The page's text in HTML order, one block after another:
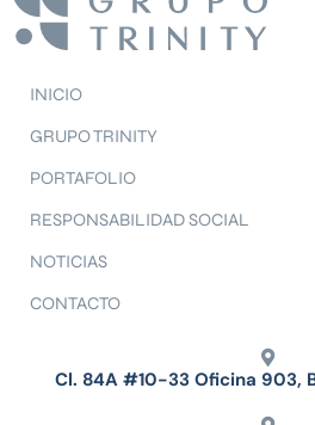
INICIO
GRUPO TRINITY
PORTAFOLIO
RESPONSABILIDAD SOCIAL
NOTICIAS
CONTACTO
Cl. 84A #10-33 Oficina 903,